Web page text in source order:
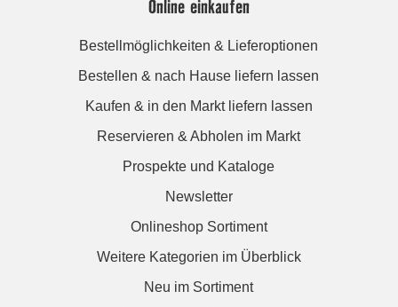
Online einkaufen
Bestellmöglichkeiten & Lieferoptionen
Bestellen & nach Hause liefern lassen
Kaufen & in den Markt liefern lassen
Reservieren & Abholen im Markt
Prospekte und Kataloge
Newsletter
Onlineshop Sortiment
Weitere Kategorien im Überblick
Neu im Sortiment